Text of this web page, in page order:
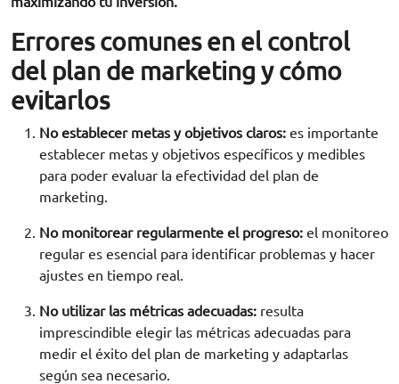
Errores comunes en el control
del plan de marketing y cómo
evitarlos
No establecer metas y objetivos claros: es importante
establecer metas y objetivos específicos y medibles
para poder evaluar la efectividad del plan de
marketing.
No monitorear regularmente el progreso: el monitoreo
regular es esencial para identificar problemas y hacer
ajustes en tiempo real.
No utilizar las métricas adecuadas: resulta
imprescindible elegir las métricas adecuadas para
medir el éxito del plan de marketing y adaptarlas
según sea necesario.